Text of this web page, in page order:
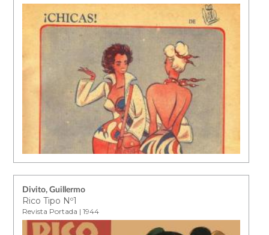
Divito, Guillermo
Rico Tipo Nº1
Revista Portada | 1944